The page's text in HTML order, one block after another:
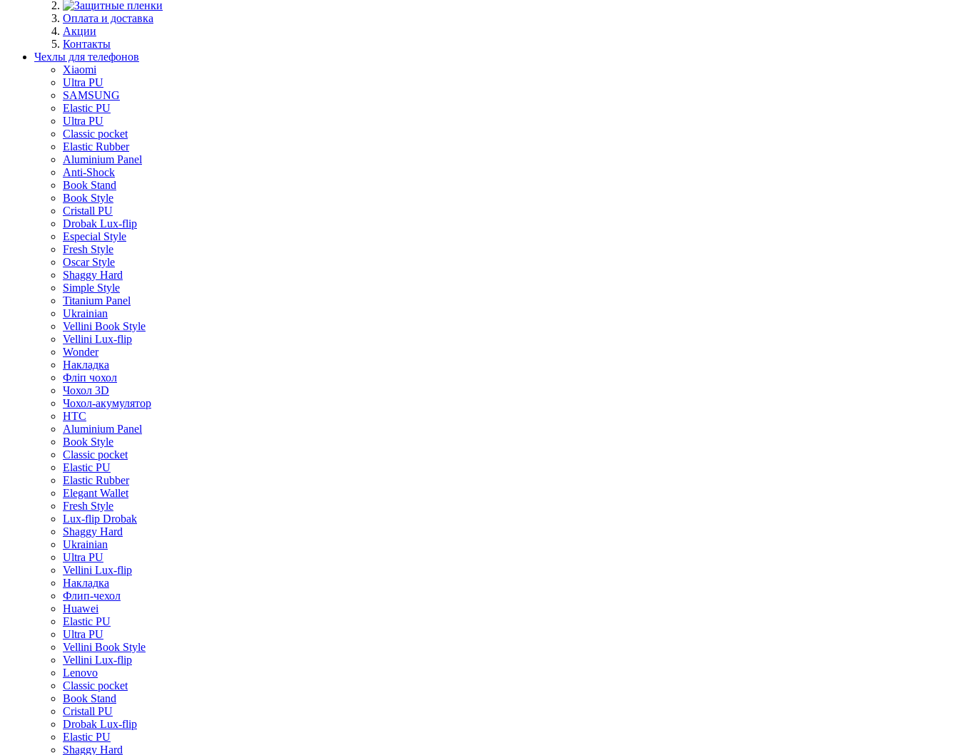
Оплата и доставка
Акции
Контакты
Чехлы для телефонов
Xiaomi
Ultra PU
SAMSUNG
Elastic PU
Ultra PU
Classic pocket
Elastic Rubber
Aluminium Panel
Anti-Shock
Book Stand
Book Style
Cristall PU
Drobak Lux-flip
Especial Style
Fresh Style
Oscar Style
Shaggy Hard
Simple Style
Titanium Panel
Ukrainian
Vellini Book Style
Vellini Lux-flip
Wonder
Накладка
Фліп чохол
Чохол 3D
Чохол-акумулятор
HTC
Aluminium Panel
Book Style
Classic pocket
Elastic PU
Elastic Rubber
Elegant Wallet
Fresh Style
Lux-flip Drobak
Shaggy Hard
Ukrainian
Ultra PU
Vellini Lux-flip
Накладка
Флип-чехол
Huawei
Elastic PU
Ultra PU
Vellini Book Style
Vellini Lux-flip
Lenovo
Classic pocket
Book Stand
Cristall PU
Drobak Lux-flip
Elastic PU
Shaggy Hard